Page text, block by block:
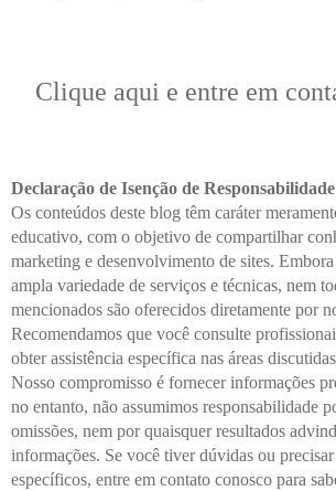
Clique aqui e entre em
Declaração de Isenção de Responsabilidade
Os conteúdos deste blog têm caráter
educativo, com o objetivo de compartilhar
marketing e desenvolvimento de sites.
ampla variedade de serviços e técnicas, nem
mencionados são oferecidos diretamente por
Recomendamos que você consulte
obter assistência específica nas áreas
Nosso compromisso é fornecer informações
no entanto, não assumimos responsabilidade
omissões, nem por quaisquer resultados
informações. Se você tiver dúvidas ou
específicos, entre em contato conosco para